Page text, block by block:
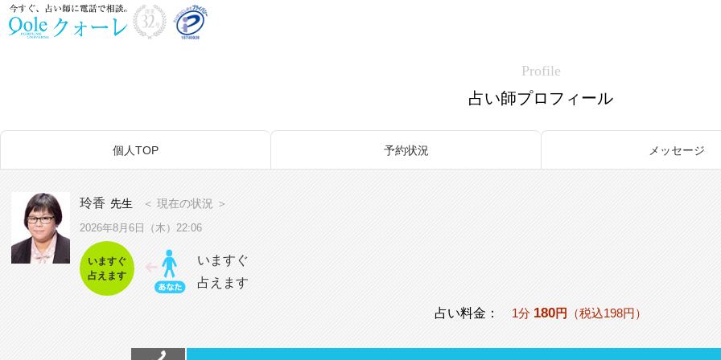
Profile
占い師プロフィール
個人TOP 予約状況 メッセージ
玲香 先生 ＜ 現在の状況 ＞
2026年8月6日（木）22:06
いますぐ
占えます
いますぐ
占えます
占い料金： 1分 180円 （税込198円）